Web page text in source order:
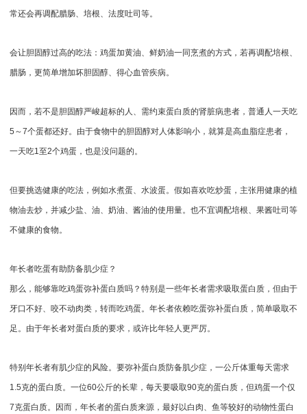
常还会再调配腊肠、培根、法度吐司等。
会让胆固醇过高的吃法：鸡蛋加黄油、鲜奶油一同烹煮的方式，若再调配培根、
腊肠，更简单增加坏胆固醇、得心血管疾病。
因而，若不是胆固醇严峻超标的人、需约束蛋白质的肾脏病患者，普通人一天吃
5～7个蛋都还好。由于食物中的胆固醇对人体影响小，就算是高血脂症患者，
一天吃1至2个鸡蛋，也是没问题的。
但要挑选健康的吃法，例如水煮蛋、水波蛋。假如喜欢吃炒蛋，主张用健康的植
物油去炒，并减少盐、油、奶油、酱油的使用量。也不宜调配培根、果酱吐司等
不健康的食物。
年长者吃蛋有助防备肌少症？
那么，能够靠吃鸡蛋弥补蛋白质吗？特别是一些年长者需求吸取蛋白质，但由于
牙口不好、咬不动肉类，转而吃鸡蛋。年长者依赖吃蛋弥补蛋白质，简单吸取不
足。由于年长者对蛋白质的要求，或许比年轻人更严厉。
特别年长者有肌少症的风险。要弥补蛋白质防备肌少症，一公斤体重每天需求
1.5克的蛋白质。一位60公斤的长辈，每天要吸取90克的蛋白质，但鸡蛋一个仅
7克蛋白质。因而，年长者的蛋白质来源，最好以白肉、鱼等较好的动物性蛋白